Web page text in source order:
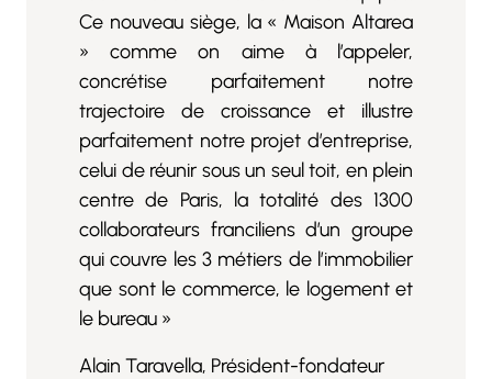
Ce nouveau siège, la « Maison Altarea
» comme on aime à l’appeler,
concrétise parfaitement notre
trajectoire de croissance et illustre
parfaitement notre projet d’entreprise,
celui de réunir sous un seul toit, en plein
centre de Paris, la totalité des 1300
collaborateurs franciliens d’un groupe
qui couvre les 3 métiers de l’immobilier
que sont le commerce, le logement et
le bureau »
Alain Taravella, Président-fondateur